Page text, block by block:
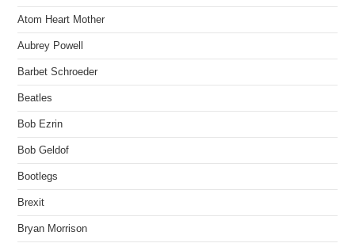
Atom Heart Mother
Aubrey Powell
Barbet Schroeder
Beatles
Bob Ezrin
Bob Geldof
Bootlegs
Brexit
Bryan Morrison